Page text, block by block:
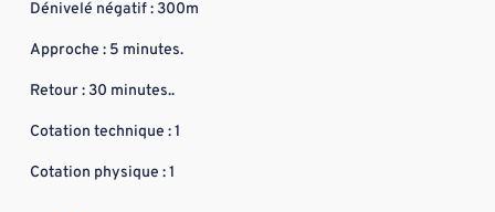
Dénivelé négatif : 300m
Approche : 5 minutes.
Retour : 30 minutes..
Cotation technique : 1
Cotation physique : 1